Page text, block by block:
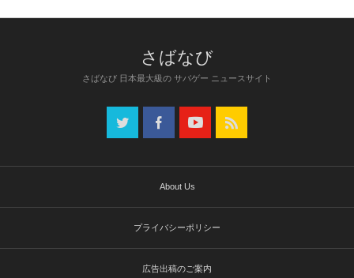
さばなび 日本最大級の サバゲー ニュースサイト
About Us
プライバシーポリシー
広告出稿のご案内